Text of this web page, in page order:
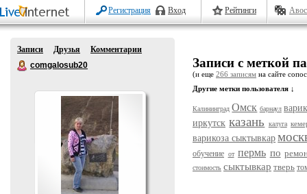
Регистрация Вход Рейтинги
Записи Друзья
Комментарии
comgalosub20
Записи с меткой
(и еще 266 записям на сайте
Другие метки пользователя ↓
Калининград Омск барнаул
иркутск казань калуга
варикоза сыктывкар
обучение от пермь по
стоимость сыктывкар тверь